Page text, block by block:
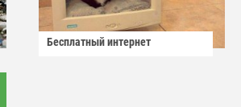
Бесплатный интернет